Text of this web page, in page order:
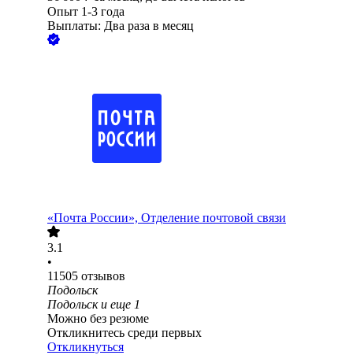
Опыт 1-3 года
Выплаты: Два раза в месяц
«Почта России», Отделение почтовой связи
3.1
•
11505 отзывов
Подольск
Подольск и еще 1
Можно без резюме
Откликнитесь среди первых
Откликнуться